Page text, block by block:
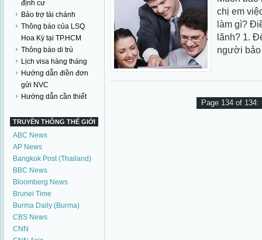
định cư
Bảo trợ tài chánh
Thông báo của LSQ
Hoa Kỳ tại TP.HCM
Thông báo di trú
Lịch visa hàng tháng
Hướng dẫn điền đơn
gửi NVC
Hướng dẫn cần thiết
TRUYỀN THÔNG THẾ GIỚI
ABC News
AP News
Bangkok Post (Thailand)
BBC News
Bloomberg News
Brunei Time
Burma Daily (Burma)
CBS News
CNN
chị em
làm gì?
lãnh? 1.
người bảo
Page 134 of 134: